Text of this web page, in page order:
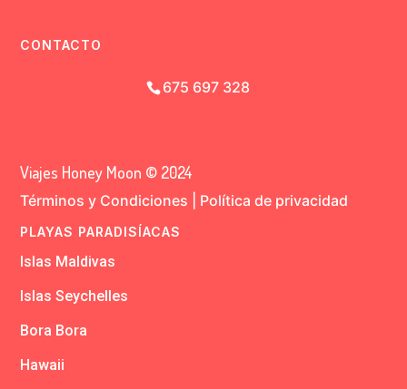
CONTACTO
675 697 328
Viajes Honey Moon © 2024
Términos y Condiciones Política de privacidad
PLAYAS PARADISÍACAS
Islas Maldivas
Islas Seychelles
Bora Bora
Hawaii